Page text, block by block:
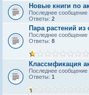
Новые книги по
Последнее сообщение
Ответы: 2
Пара растений из
Последнее сообщение
Ответы: 8
Классмфикация
Последнее сообщение
Ответы: 1